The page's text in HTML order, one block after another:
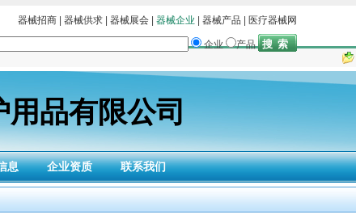
器械招商 器械供求 器械展会 器械企业 器械产品 医疗器械网
企业
产品
用品有限公司
息 企业资质 联系我们